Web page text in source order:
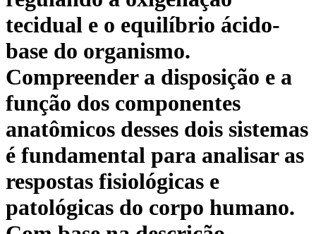
tecidual e o equilíbrio ácido-
base do organismo.
Compreender a disposição e a
função dos componentes
anatômicos desses dois sistemas
é fundamental para analisar as
respostas fisiológicas e
patológicas do corpo humano.